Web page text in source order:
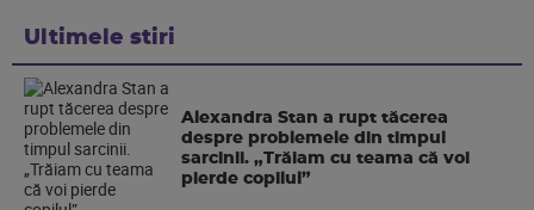
Ultimele stiri
Alexandra Stan a rupt tăcerea
despre problemele din timpul
sarcinii. „Trăiam cu teama că voi
pierde copilul”